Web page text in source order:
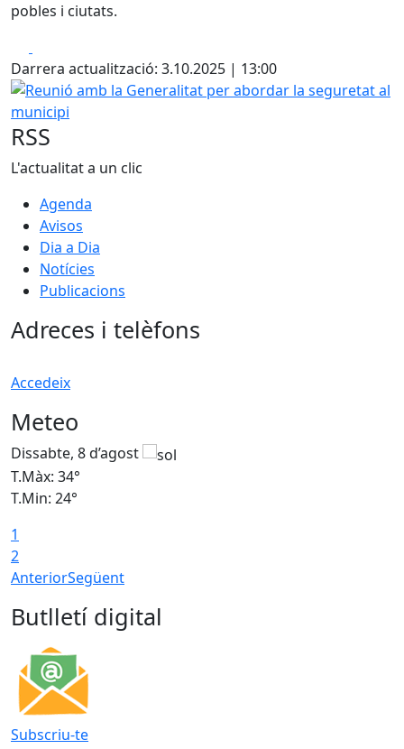
pobles i ciutats.
Darrera actualització: 3.10.2025 | 13:00
Reunió amb la Generalitat per abordar la seguretat al
RSS
L'actualitat a un clic
Agenda
Avisos
Dia a Dia
Notícies
Publicacions
Adreces i telèfons
Accedeix
Meteo
Dissabte, 8 d’agost
T.Màx: 34°
T.Min: 24°
1
2
AnteriorSegüent
Butlletí digital
Subscriu-te